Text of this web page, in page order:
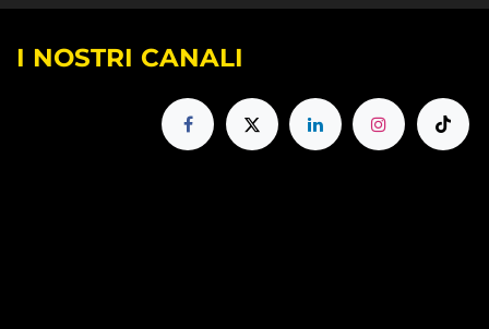
I NOSTRI CANALI